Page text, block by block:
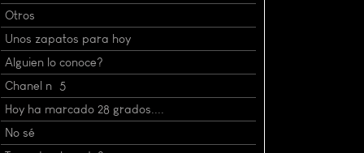
Otros
Unos zapatos para hoy
Alguien lo conoce?
Chanel nº 5
Hoy ha marcado 28 grados....
No sé